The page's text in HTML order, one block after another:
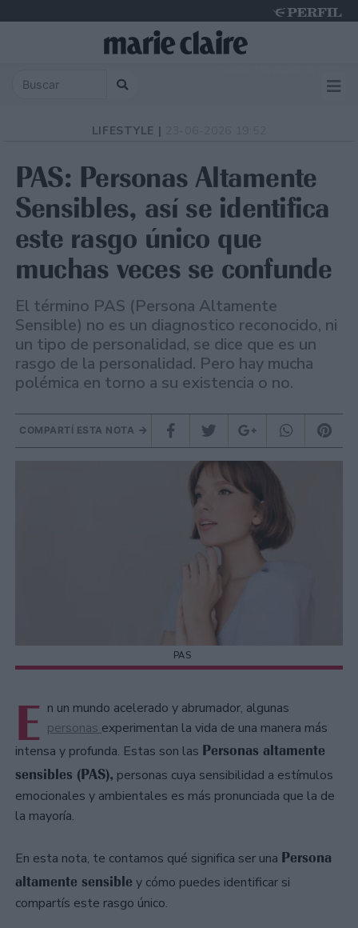
LIFESTYLE |
PAS: Personas Altamente
Sensibles, así se identifica
este rasgo único que
muchas veces se confunde
El término PAS (Persona Altamente
Sensible) no es un diagnostico reconocido, ni
un tipo de personalidad, se dice que es un
rasgo de la personalidad. Pero hay mucha
polémica en torno a su existencia o no.
COMPARTÍ ESTA NOTA
PAS
E n un mundo acelerado y abrumador, algunas
personas experimentan la vida de una manera más
intensa y profunda. Estas son las Personas altamente
sensibles (PAS), personas cuya sensibilidad a estímulos
emocionales y ambientales es más pronunciada que la de
la mayoría.
En esta nota, te contamos qué significa ser una Persona
altamente sensible y cómo puedes identificar si
compartís este rasgo único.